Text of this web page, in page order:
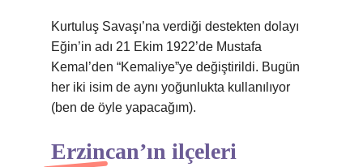
Kurtuluş Savaşı’na verdiği destekten dolayı
Eğin’in adı 21 Ekim 1922’de Mustafa
Kemal’den “Kemaliye”ye değiştirildi. Bugün
her iki isim de aynı yoğunlukta kullanılıyor
(ben de öyle yapacağım).
Erzincan’ın ilçeleri